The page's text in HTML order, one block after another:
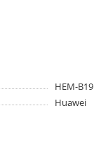
HEM-B19
Huawei